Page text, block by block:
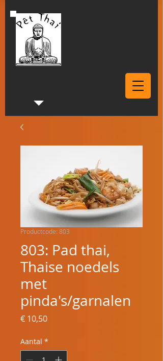
Productcode: 803
803: Pad thai,
Thaise noedels
met
pinda's/garnalen
€ 10,50Prijs
Aantal *